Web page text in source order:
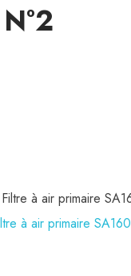
Filtre à air primaire